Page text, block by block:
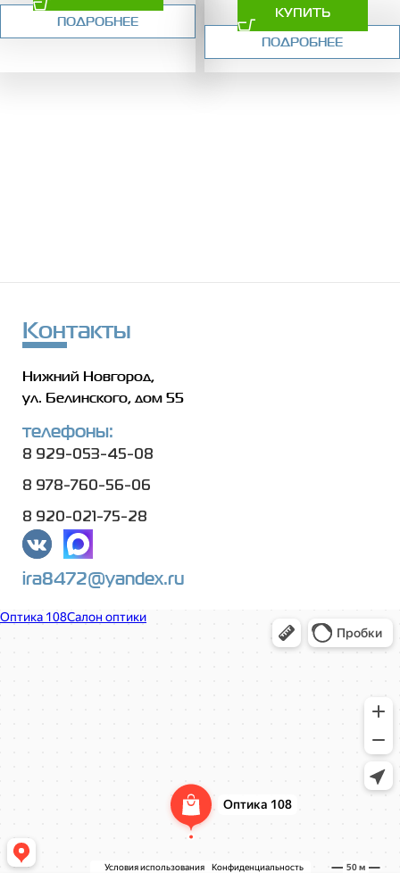
ПОДРОБНЕЕ КУПИТЬ
ПОДРОБНЕЕ
Контакты
Нижний Новгород,
ул. Белинского, дом 55
телефоны:
8 929-053-45-08
8 978-760-56-06
8 920-021-75-28
ira8472@yandex.ru
Оптика 108